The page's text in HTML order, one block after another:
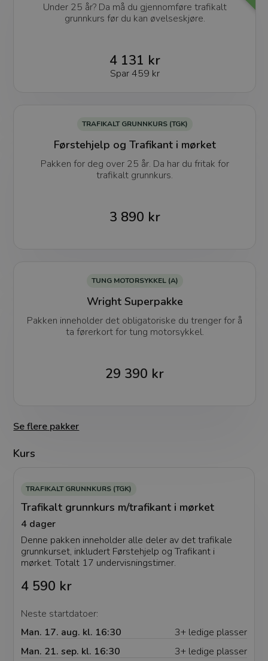
Under 25 år? Da må du gjennomføre trafikalt
grunnkurs før du kan øvelseskjøre.
4 131 kr
Spar459 kr
TRAFIKALT GRUNNKURS (TGK)
Førstehjelp og Trafikant i mørket
Pakken for deg over 25 år. Da har du fritak for
trafikalt grunnkurs.
3 890 kr
TUNG MOTORSYKKEL (A)
Wright Superpakke
Pakken inneholder det obligatoriske du trenger for å
ta førerkort for tung motorsykkel.
29 390 kr
Se flere pakker
Kurs
TRAFIKALT GRUNNKURS (TGK)
Trafikalt grunnkurs m/trafikant i mørket
4 dager
Denne pakken inneholder alle deler av det trafikale
grunnkurset, inkludert Førstehjelp og Trafikant i
mørket. Totalt 17 undervisningstimer.
4 590 kr
Neste startdatoer:
Man. 17. aug. kl. 16:30
3+ ledige plasser
Man. 21. sep. kl. 16:30
3+ ledige plasser